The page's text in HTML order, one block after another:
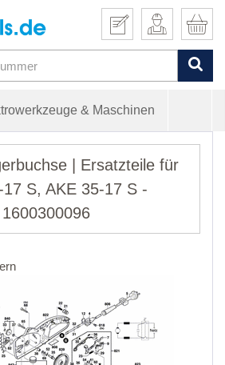
& Maschinen
| Ersatzteile für
S, AKE 35-17 S -
1600300096